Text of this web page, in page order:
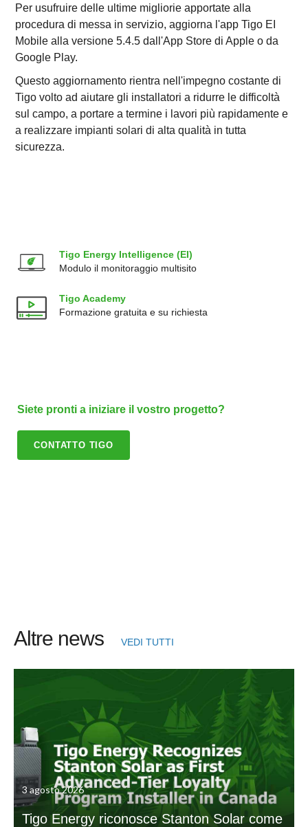
Tigo Energy Intelligence (EI)
Modulo il monitoraggio multisito
Tigo Academy
Formazione gratuita e su richiesta
Siete pronti a iniziare il vostro progetto?
CONTATTO TIGO
Per usufruire delle ultime migliorie apportate alla
procedura di messa in servizio, aggiorna l'app Tigo EI
Mobile alla versione 5.4.5 dall'App Store di Apple o da
Google Play.
Questo aggiornamento rientra nell'impegno costante di
Tigo volto ad aiutare gli installatori a ridurre le difficoltà
sul campo, a portare a termine i lavori più rapidamente e
a realizzare impianti solari di alta qualità in tutta
sicurezza.
Altre news VEDI TUTTI
3 agosto 2026
Tigo Energy riconosce Stanton Solar come